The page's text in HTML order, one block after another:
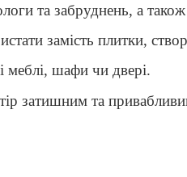
та забруднень, а
замість плитки,
меблі, шафи чи двері.
затишним та